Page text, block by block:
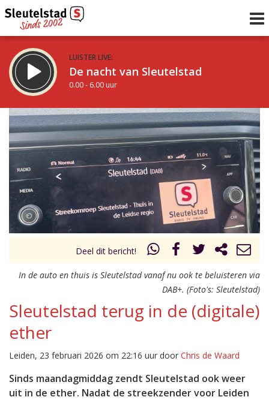
LUISTER LIVE:
De nacht van Sleutelstad
0.00 - 6.00 uur
STRAKS:
De ochtend van Sleutelstad
6.00 - 12.00 uur
Vorig uur
uur 1 van 0 Volgend uur
Deel dit bericht!
In de auto en thuis is Sleutelstad vanaf nu ook te beluisteren via
DAB+. (Foto's: Sleutelstad)
Sleutelstad terug in de (digitale)
ether
Leiden, 23 februari 2026 om 22:16 uur door Chris de Waard
Sinds maandagmiddag zendt Sleutelstad ook weer
uit in de ether. Nadat de streekzender voor Leiden